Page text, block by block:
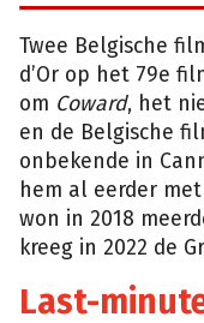
Twee Belgische
d’Or op het 79e
om Coward, het
en de Belgische
onbekende in
hem al eerder
won in 2018
kreeg in 2022 de
Last-